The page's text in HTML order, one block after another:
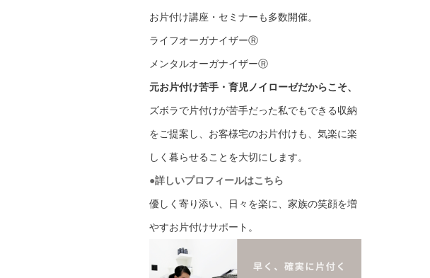
お片付け講座・セミナーも多数開催。
ライフオーガナイザーⓇ
メンタルオーガナイザーⓇ
元お片付け苦手・育児ノイローゼだからこそ、
ズボラで片付けが苦手だった私でもできる収納
をご提案し、お客様宅のお片付けも、気楽に楽
しく暮らせることを大切にします。
●詳しいプロフィールはこちら
優しく寄り添い、日々を楽に、家族の笑顔を増
やすお片付けサポート。